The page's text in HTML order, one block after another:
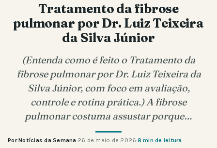
Tratamento da fibrose
pulmonar por Dr. Luiz Teixeira
da Silva Júnior
(Entenda como é feito o Tratamento da
fibrose pulmonar por Dr. Luiz Teixeira da
Silva Júnior, com foco em avaliação,
controle e rotina prática.) A fibrose
pulmonar costuma assustar porque…
Por Notícias da Semana·26 de maio de 2026·8 min de leitura